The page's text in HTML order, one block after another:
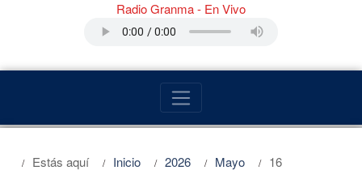
Radio Granma - En Vivo
Estás aquí Inicio 2026 Mayo 16